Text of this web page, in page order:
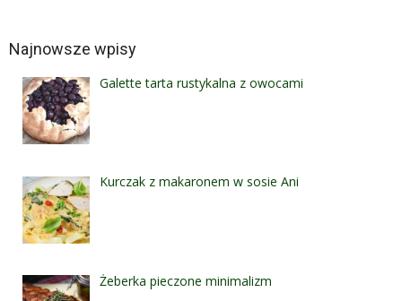
Najnowsze wpisy
Galette tarta rustykalna z owocami
Kurczak z makaronem w sosie Ani
Żeberka pieczone minimalizm